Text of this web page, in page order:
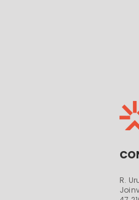
R.